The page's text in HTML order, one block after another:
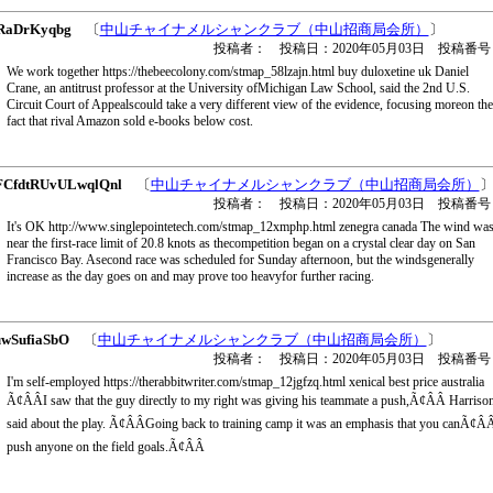
〔中山チャイナメルシャンクラブ（中山招商局会所） 〕
投稿者： 投稿日：2020年05月03日 投稿番号
We work together https://thebeecolony.com/stmap_58lzajn.html buy duloxetine uk Daniel
Crane, an antitrust professor at the University ofMichigan Law School, said the 2nd U.S.
Circuit Court of Appealscould take a very different view of the evidence, focusing moreon the
fact that rival Amazon sold e-books below cost.
〔中山チャイナメルシャンクラブ（中山招商局会所） 〕
投稿者： 投稿日：2020年05月03日 投稿番号
It's OK http://www.singlepointetech.com/stmap_12xmphp.html zenegra canada The wind was
near the first-race limit of 20.8 knots as thecompetition began on a crystal clear day on San
Francisco Bay. Asecond race was scheduled for Sunday afternoon, but the windsgenerally
increase as the day goes on and may prove too heavyfor further racing.
〔中山チャイナメルシャンクラブ（中山招商局会所） 〕
投稿者： 投稿日：2020年05月03日 投稿番号
I'm self-employed https://therabbitwriter.com/stmap_12jgfzq.html xenical best price australia
Ã¢ÂÂI saw that the guy directly to my right was giving his teammate a push,Ã¢ÂÂ
said about the play. Ã¢ÂÂGoing back to training camp it was an emphasis that you
push anyone on the field goals.Ã¢ÂÂ